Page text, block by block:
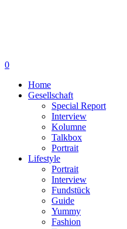
0
Home
Gesellschaft
Special Report
Interview
Kolumne
Talkbox
Portrait
Lifestyle
Portrait
Interview
Fundstück
Guide
Yummy
Fashion